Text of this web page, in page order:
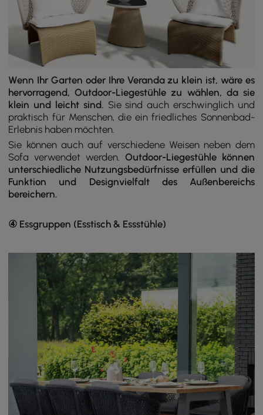
Wenn Ihr Garten oder Ihre Veranda zu klein ist, wäre es
hervorragend, Outdoor-Liegestühle zu wählen, da sie
klein und leicht sind. Sie sind auch erschwinglich und
praktisch für Menschen, die ein friedliches Sonnenbad-
Erlebnis haben möchten.
Sie können auch auf verschiedene Weisen neben dem
Sofa verwendet werden. Outdoor-Liegestühle können
unterschiedliche Nutzungsbedürfnisse erfüllen und die
Funktion und Designvielfalt des Außenbereichs
bereichern.
④ Essgruppen (Esstisch & Essstühle)